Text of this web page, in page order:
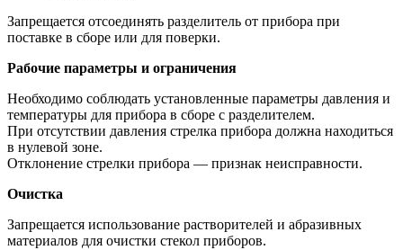
Запрещается отсоединять разделитель от прибора при
поставке в сборе или для поверки.
Рабочие параметры и ограничения
Необходимо соблюдать установленные параметры давления и
температуры для прибора в сборе с разделителем.
При отсутствии давления стрелка прибора должна находиться
в нулевой зоне.
Отклонение стрелки прибора — признак неисправности.
Очистка
Запрещается использование растворителей и абразивных
материалов для очистки стекол приборов.